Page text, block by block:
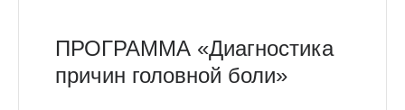
ПРОГРАММА «Диагностика
причин головной боли»